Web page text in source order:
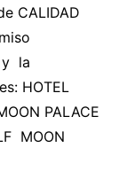
CALIDAD
la
HOTEL
PALACE
MOON